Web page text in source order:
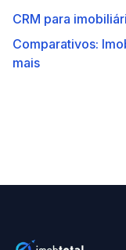
CRM para
Comparativos:
mais